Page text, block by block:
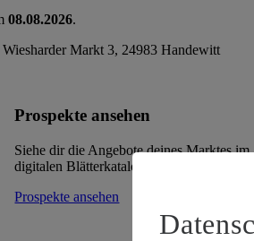
08.08.2026.
Markt 3, 24983 Handewitt
Prospekte ansehen
Siehe dir die Angebote deines Marktes im
digitalen Blätterkatalog an.
Prospekte ansehen